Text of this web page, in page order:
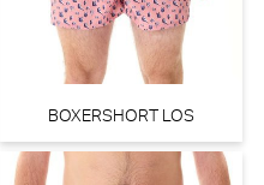
BOXERSHORT LOS